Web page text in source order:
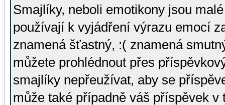
Smajlíky, neboli emotikony jsou
používají k vyjádření výrazu emocí
znamená šťastný, :( znamená
můžete prohlédnout přes
smajlíky nepřeužívat, aby se
může také případně váš příspěvek v